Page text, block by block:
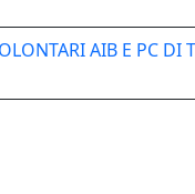
AIB E PC DI